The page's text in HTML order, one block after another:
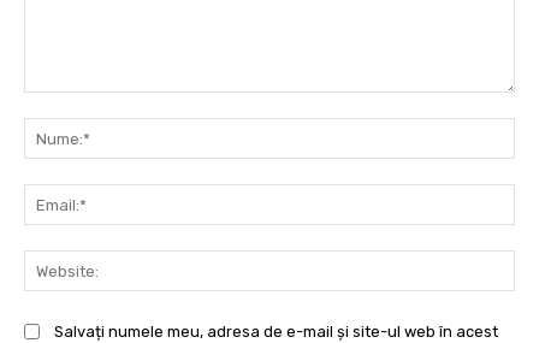
Salvați numele meu, adresa de e-mail și site-ul web în acest